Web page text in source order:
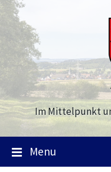
Skip
to
content
Skip
to
main
navigation
Skip
to
footer
Im Mittelpunkt
Menu